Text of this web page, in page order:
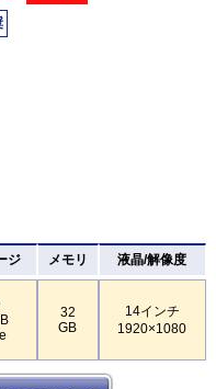
ジ メモリ 液晶/解像度
32
GB
14インチ
1920×1080